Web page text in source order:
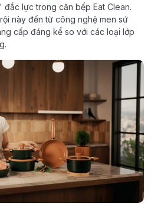
lực trong căn bếp Eat Clean.
này đến từ công nghệ men sứ
cấp đáng kể so với các loại lớp